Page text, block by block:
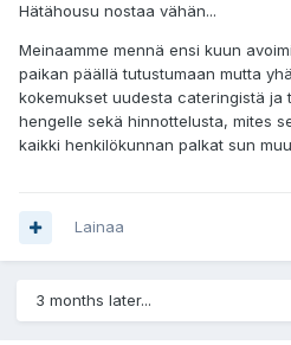
Hätähousu nostaa vähän...
Meinaamme mennä ensi kuun
paikan päällä tutustumaan mutta
kokemukset uudesta cateringistä ja
hengelle sekä hinnottelusta, mites
kaikki henkilökunnan palkat sun
Lainaa
3 months later...